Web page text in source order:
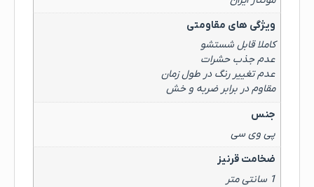
ویژگی های مقاومتی
کاملا قابل شستشو
عدم جذب حشرات
عدم تغییر رنگ در طول زمان
مقاوم در برابر ضربه و خش
جنس
پی وی سی
ضخامت قرنیز
1 سانتی متر